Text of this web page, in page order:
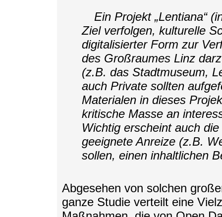
Ein Projekt „Lentiana“
Ziel verfolgen, kulturelle
digitalisierter Form zur
des Großraumes Linz
(z.B. das Stadtmuseum,
auch Private sollten
Materialen in dieses
kritische Masse an
Wichtig erscheint auch
geeignete Anreize (z.B.
sollen, einen inhaltlichen
Abgesehen von solchen
ganze Studie verteilt eine